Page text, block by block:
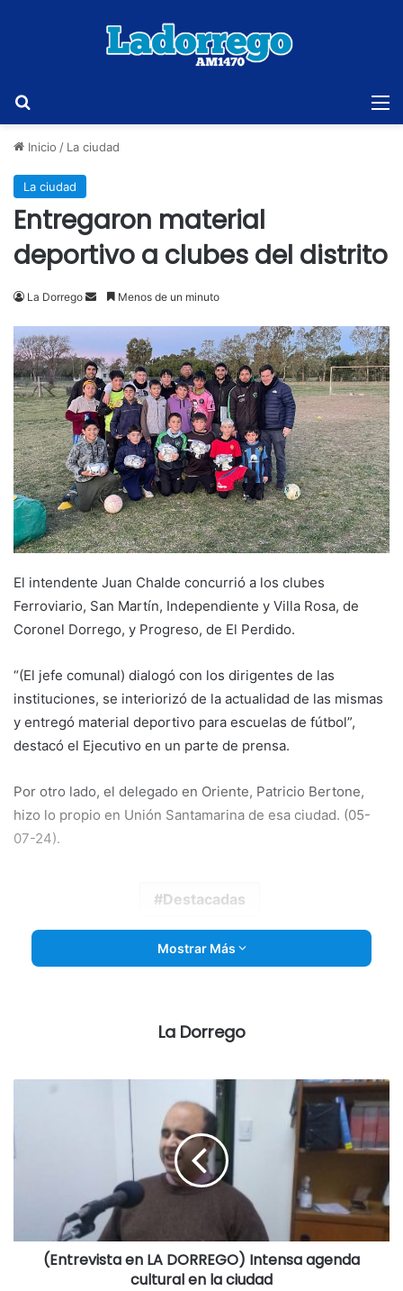
Inicio / La ciudad
La ciudad
Entregaron material
deportivo a clubes del distrito
La Dorrego
SendMenos de un minuto
El intendente Juan Chalde concurrió a los clubes
Ferroviario, San Martín, Independiente y Villa Rosa, de
Coronel Dorrego, y Progreso, de El Perdido.
“(El jefe comunal) dialogó con los dirigentes de las
instituciones, se interiorizó de la actualidad de las mismas
y entregó material deportivo para escuelas de fútbol”,
destacó el Ejecutivo en un parte de prensa.
Por otro lado, el delegado en Oriente, Patricio Bertone,
hizo lo propio en Unión Santamarina de esa ciudad. (05-
07-24).
Destacadas
Mostrar Más
La Dorrego
(Entrevista en LA DORREGO) Intensa agenda
cultural en la ciudad